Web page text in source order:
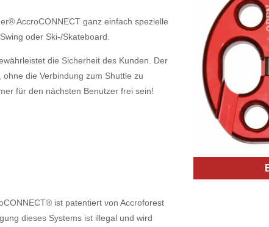
AccroCONNECT ganz einfach spezielle
oder Ski-/Skateboard.
die Sicherheit des Kunden. Der
die Verbindung zum Shuttle zu
für den nächsten Benutzer frei sein!
ist patentiert von Accroforest
dieses Systems ist illegal und wird